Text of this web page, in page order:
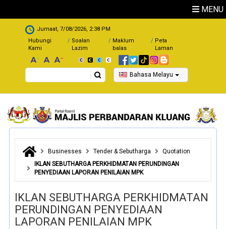
MENU
.
Jumaat, 7/08/2026, 2:38 PM
Hubungi
Kami
Soalan
Lazim
Maklum
balas
Peta
Laman
Search Bahasa Melayu
Businesses Tender & Sebutharga
Quotation
IKLAN SEBUTHARGA PERKHIDMATAN PERUNDINGAN
PENYEDIAAN LAPORAN PENILAIAN MPK
IKLAN SEBUTHARGA PERKHIDMATAN
PERUNDINGAN PENYEDIAAN
LAPORAN PENILAIAN MPK